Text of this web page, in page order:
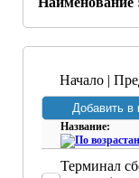
Начало |
Название:
Терминал